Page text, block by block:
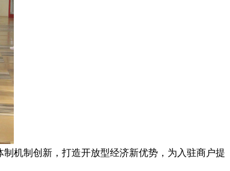
机制创新，打造开放型经济新优势，为入驻商户提